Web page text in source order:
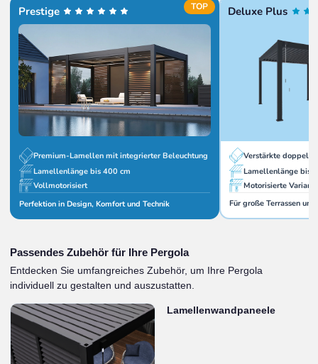
Prestige TOP
Premium-Lamellen mit integrierter Beleuchtung
Lamellenlänge bis 400 cm
Vollmotorisiert
Perfektion in Design, Komfort und Technik
Deluxe Plus
Verstärkte
Lamellenlänge bis
Motorisierte
Für große Terrassen
Passendes Zubehör für Ihre Pergola
Entdecken Sie umfangreiches Zubehör, um Ihre Pergola
individuell zu gestalten und auszustatten.
Lamellenwandpaneele